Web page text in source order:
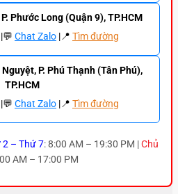
Phước Long (Quận 9), TP.HCM
|💬 Chat Zalo |📍 Tìm đường
P. Phú Thạnh (Tân Phú),
TP.HCM
|💬 Chat Zalo |📍 Tìm đường
2 – Thứ 7: 8:00 AM – 19:30 PM |Chủ
AM – 17:00 PM